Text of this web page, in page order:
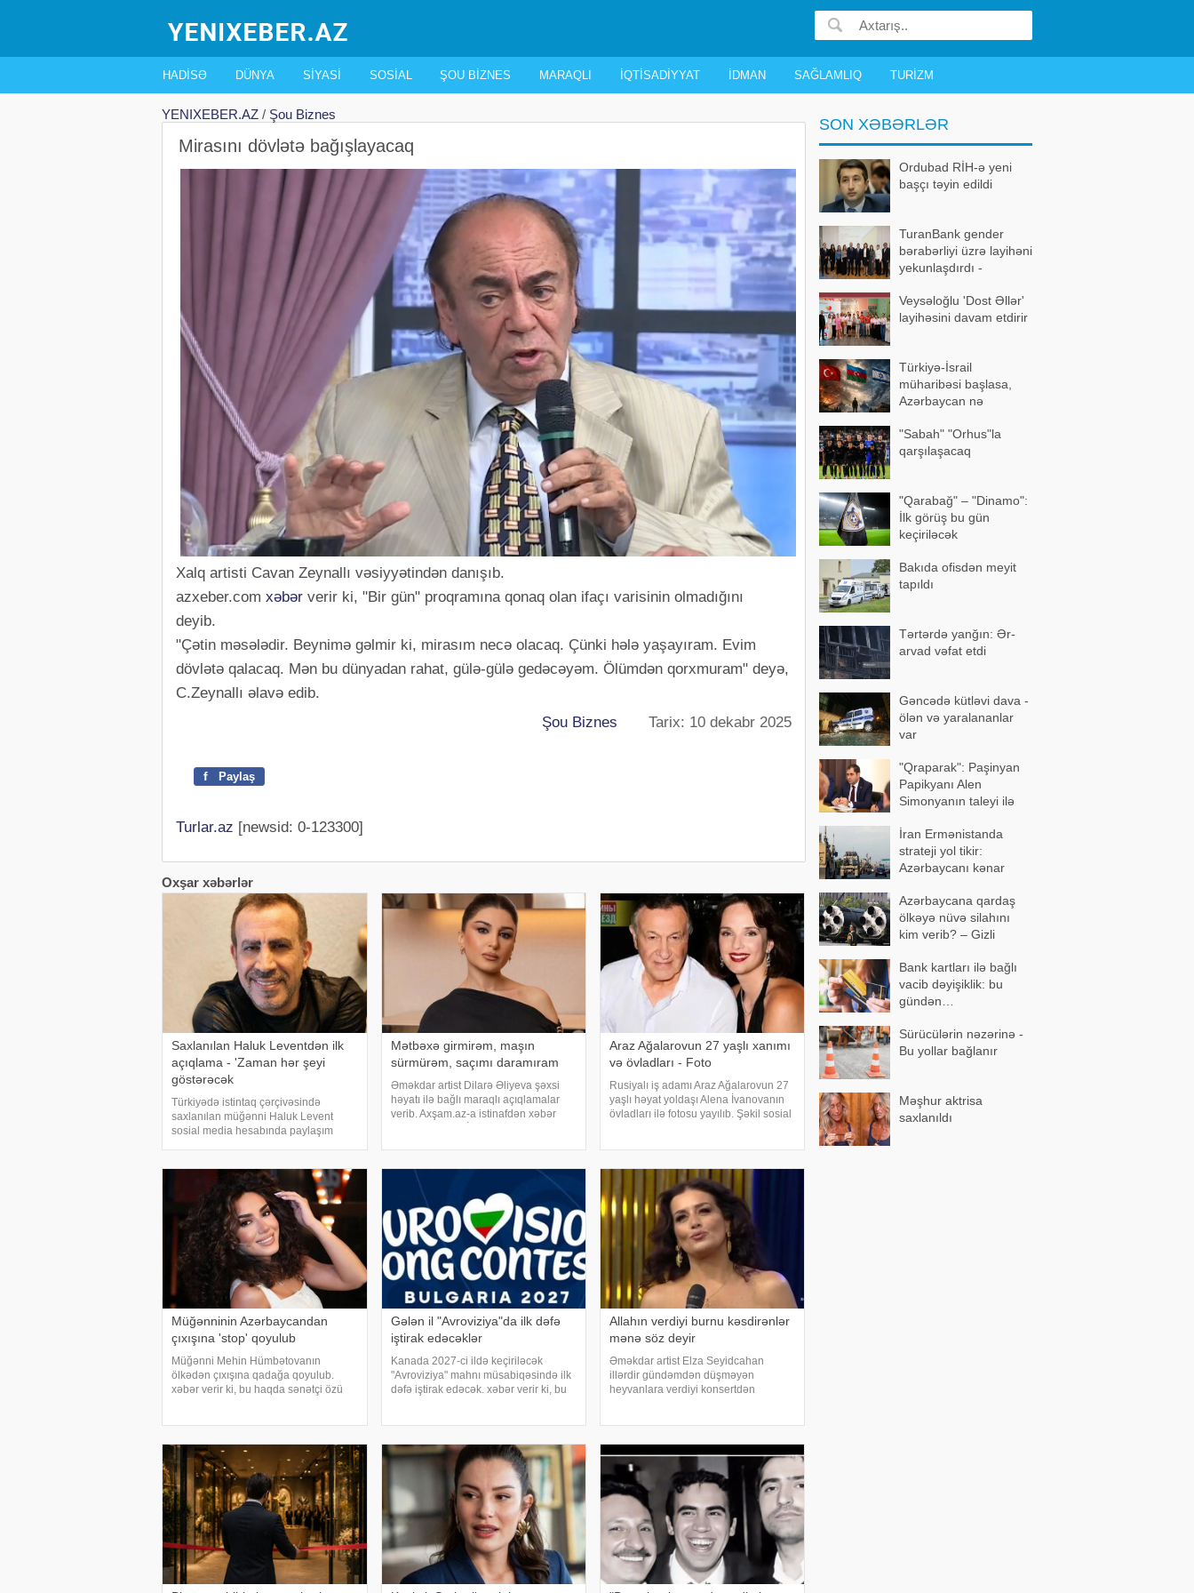
HADISƏ DÜNYA SIYASI SOSIAL ŞOU BIZNES MARAQLI İQTISADIYYAT İDMAN SAĞLAMLIQ TURIZM
YENIXEBER.AZ / Şou Biznes
Mirasını dövlətə bağışlayacaq
Xalq artisti Cavan Zeynallı vəsiyyətindən danışıb.
azxeber.com xəbər verir ki, "Bir gün" proqramına qonaq olan ifaçı varisinin olmadığını
deyib.
"Çətin məsələdir. Beynimə gəlmir ki, mirasım necə olacaq. Çünki hələ yaşayıram. Evim
dövlətə qalacaq. Mən bu dünyadan rahat, gülə-gülə gedəcəyəm. Ölümdən qorxmuram" deyə,
C.Zeynallı əlavə edib.
Şou Biznes Tarix: 10 dekabr 2025
f Paylaş
Turlar.az [newsid: 0-123300]
Oxşar xəbərlər
Saxlanılan Haluk Leventdən ilk
açıqlama - 'Zaman hər şeyi
göstərəcək
Türkiyədə istintaq çərçivəsində
saxlanılan müğənni Haluk Levent
sosial media hesabında paylaşım
istinadən xəbər verir ki, Levent şəxsi
həyatı ilə Ahba
Mətbəxə girmirəm, maşın
sürmürəm, saçımı daramıram
Əməkdar artist Dilarə Əliyeva şəxsi
həyatı ilə bağlı maraqlı açıqlamalar
verib. Axşam.az-a istinafdən xəbər
Araz Ağalarovun 27 yaşlı xanımı
və övladları - Foto
Rusiyalı iş adamı Araz Ağalarovun 27
yaşlı həyat yoldaşı Alena İvanovanın
övladları ilə fotosu yayılıb. Şəkil sosial
Müğənninin Azərbaycandan
çıxışına 'stop' qoyulub
Müğənni Mehin Hümbətovanın
ölkədən çıxışına qadağa qoyulub.
xəbər verir ki, bu haqda sənətçi özü
Gələn il "Avroviziya"da ilk dəfə
iştirak edəcəklər
Kanada 2027-ci ildə keçiriləcək
"Avroviziya" mahnı müsabiqəsində ilk
dəfə iştirak edəcək. xəbər verir ki, bu
Allahın verdiyi burnu kəsdirənlər
mənə söz deyir
Əməkdar artist Elza Seyidcahan
illərdir gündəmdən düşməyən
heyvanlara verdiyi konsertdən
E.Seyidcahan bildirib ki, həmin
layihəd
SON XƏBƏRLƏR
Ordubad RİH-ə yeni
başçı təyin edildi
TuranBank gender
bərabərliyi üzrə layihəni
yekunlaşdırdı -
Veysəloğlu 'Dost Əllər'
layihəsini davam etdirir
Türkiyə-İsrail
müharibəsi başlasa,
Azərbaycan nə
detallar bəlli oldu"Sabah" "Orhus"la
qarşılaşacaq
"Qarabağ" – "Dinamo":
İlk görüş bu gün
keçiriləcək
Bakıda ofisdən meyit
tapıldı
Tərtərdə yanğın: Ər-
arvad vəfat etdi
Gəncədə kütləvi dava -
ölən və yaralananlar
var
"Qraparak": Paşinyan
Papikyanı Alen
Simonyanın taleyi ilə
İran Ermənistanda
strateji yol tikir:
Azərbaycanı kənar
formalaşır
Azərbaycana qardaş
ölkəyə nüvə silahını
kim verib? – Gizli
Bank kartları ilə bağlı
vacib dəyişiklik: bu
gündən…
Sürücülərin nəzərinə -
Bu yollar bağlanır
Məşhur aktrisa
saxlanıldı